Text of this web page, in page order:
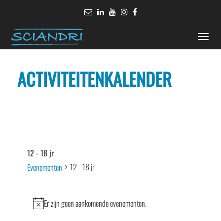
Toggle
ACTIVITEITENKALENDER
12 - 18 jr
Evenementen
12 - 18 jr
Evenementen
Bericht
Er zijn geen aankomende evenementen.